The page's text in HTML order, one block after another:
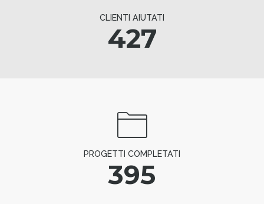
CLIENTI AIUTATI
427
PROGETTI COMPLETATI
395